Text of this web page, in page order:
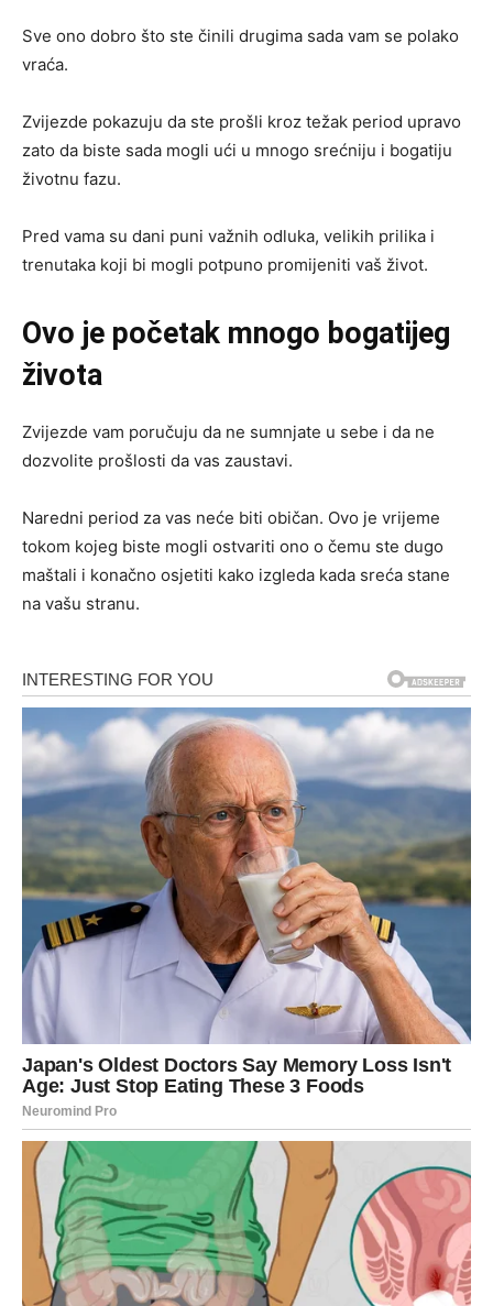
Sve ono dobro što ste činili drugima sada vam se polako
vraća.
Zvijezde pokazuju da ste prošli kroz težak period upravo
zato da biste sada mogli ući u mnogo srećniju i bogatiju
životnu fazu.
Pred vama su dani puni važnih odluka, velikih prilika i
trenutaka koji bi mogli potpuno promijeniti vaš život.
Ovo je početak mnogo bogatijeg
života
Zvijezde vam poručuju da ne sumnjate u sebe i da ne
dozvolite prošlosti da vas zaustavi.
Naredni period za vas neće biti običan. Ovo je vrijeme
tokom kojeg biste mogli ostvariti ono o čemu ste dugo
maštali i konačno osjetiti kako izgleda kada sreća stane
na vašu stranu.